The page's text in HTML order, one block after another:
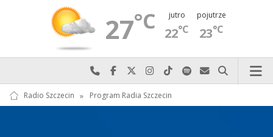
27°C jutro
22°C
pojutrze
23°C
Najlepiej po prostu do nas zadzwoń
Odwiedź nas na Facebook-u
Odwiedź nas na X
Odwiedź nas na Instagram-ie
Odwiedź nas na TikTok-u
Szukaj nas na Spotify
Wyślij do nas
Szukaj
Radio Szczecin » Program Radia Szczecin